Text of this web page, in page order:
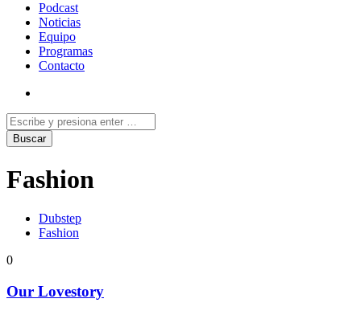
Podcast
Noticias
Equipo
Programas
Contacto
Fashion
Dubstep
Fashion
0
Our Lovestory